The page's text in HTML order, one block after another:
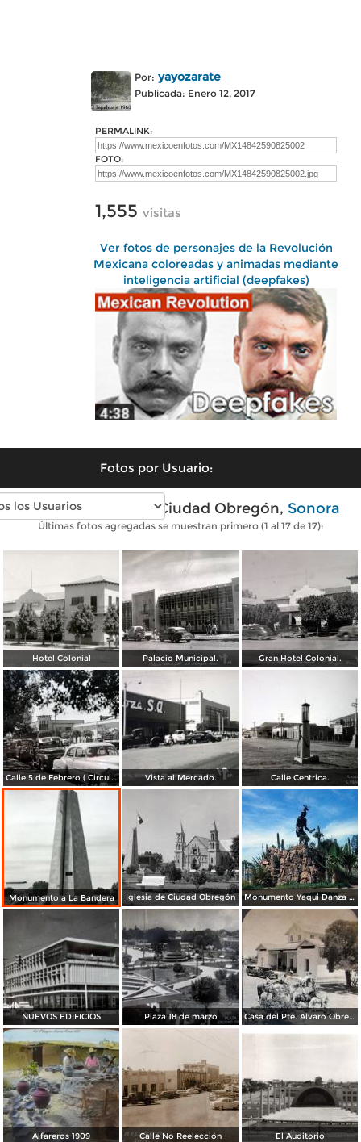
Por: yayozarate
Publicada: Enero 12, 2017
PERMALINK:
FOTO:
1,555 visitas
Ver fotos de personajes de la Revolución
Mexicana coloreadas y animadas mediante
inteligencia artificial (deepfakes)
Fotos por Usuario:
Fotos antiguas de Ciudad Obregón, Sonora
Últimas fotos agregadas se muestran primero (1 al 17 de 17):
Hotel Colonial Palacio Municipal. Gran Hotel Colonial.
Calle 5 de Febrero ( Circulada el 1 de Abril de 1953 ). Vista al Mercado. Calle Centrica.
Monumento a La Bandera Iglesia de Ciudad Obregón Monumento Yaqui Danza del Venado ( 1969 )
NUEVOS EDIFICIOS Plaza 18 de marzo Casa del Pte. Alvaro Obregon
Alfareros 1909 Calle No Reelección El Auditorio